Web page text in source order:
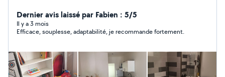
Dernier avis laissé par Fabien : 5/5
Il y a 3 mois
Efficace, souplesse, adaptabilité, je recommande fortement.